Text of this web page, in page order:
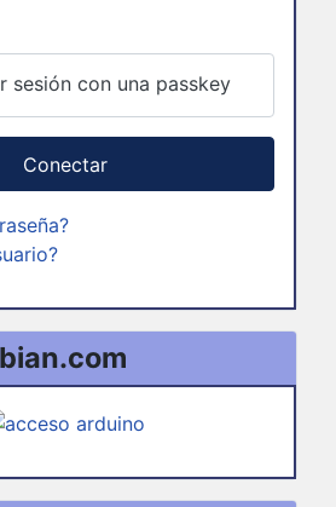
sesión con una passkey
Conectar